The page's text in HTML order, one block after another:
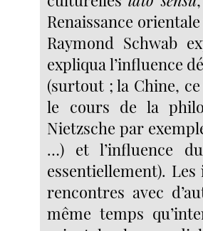
Renaissance
Raymond Schwab
expliqua l’influence
(surtout ; la Chine,
le cours de la
Nietzsche par
…) et l’influence
essentiellement). Les
rencontres avec
même temps